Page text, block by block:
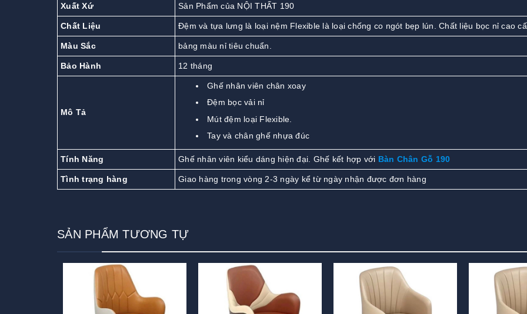
Xuất Xứ Sản Phẩm của NỘI THẤT 190
Chất Liệu Đệm và tựa lưng là loại nệm Flexible là loại chống co ngót bẹp lún. Chất liệu bọc nỉ cao
Màu Sắc bảng màu nỉ tiêu chuẩn.
Bảo Hành 12 tháng
Mô Tả
Ghế nhân viên chân xoay
Đệm bọc vải nỉ
Mút đệm loại Flexible.
Tay và chân ghế nhựa đúc
Tính Năng Ghế nhân viên kiểu dáng hiện đại. Ghế kết hợp với Bàn Chân Gỗ 190
Tình trạng hàng Giao hàng trong vòng 2-3 ngày kể từ ngày nhận được đơn hàng
SẢN PHẨM TƯƠNG TỰ